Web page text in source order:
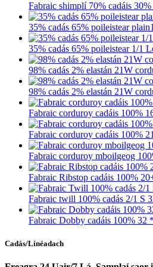
Fabraic shimplí 70% cadáis
35% cadás 65% poileistear
35% cadás 65% poileistear 1/1
98% cadás 2% elastán 21W
98% cadás 2% elastán 21W
Fabraic corduroy cadáis 100%
Fabraic corduroy cadáis 100%
Fabraic corduroy mboilgeog
Fabraic Ribstop cadáis 100%
Fabraic twill 100% cadás 2/1 S
Fabraic Dobby cadáis 100% 32
Cadás/Línéadach